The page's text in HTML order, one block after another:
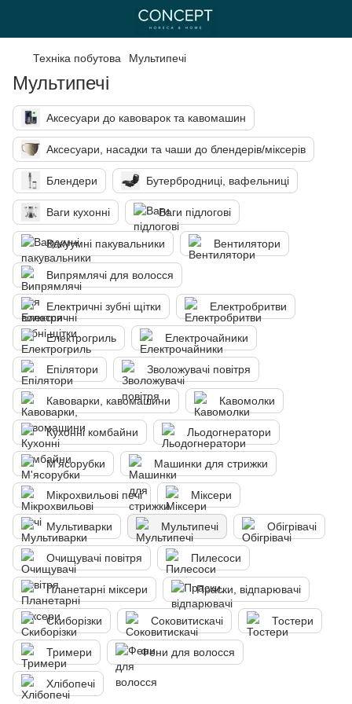
Техніка побутова Мультипечі
Мультипечі
Аксесуари до кавоварок та кавомашин
Аксесуари, насадки та чаши до блендерів/міксерів
Блендери Бутербродниці, вафельниці
Ваги кухонні Ваги підлогові
Вакуумні пакувальники Вентилятори
Випрямлячі для волосся
Електричні зубні щітки Електробритви
Електрогриль Електрочайники
Епілятори Зволожувачі повітря
Кавоварки, кавомашини Кавомолки
Кухонні комбайни Льодогнератори
М'ясорубки Машинки для стрижки
Мікрохвильові печі Міксери
Мультиварки Мультипечі Обігрівачі
Очищувачі повітря Пилесоси
Планетарні міксери Праски, відпарювачі
Скиборізки Соковитискачі Тостери
Тримери Фени для волосся
Хлібопечі